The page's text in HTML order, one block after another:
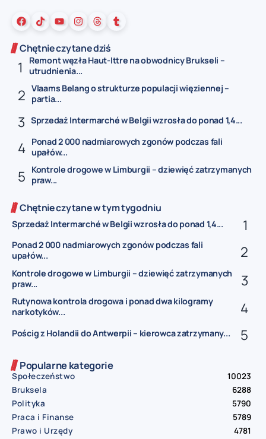
Chętnie czytane dziś
Remont węzła Haut-Ittre na obwodnicy Brukseli –
utrudnienia...
Vlaams Belang o strukturze populacji więziennej –
partia...
Sprzedaż Intermarché w Belgii wzrosła do ponad 1,4...
Ponad 2 000 nadmiarowych zgonów podczas fali
upałów...
Kontrole drogowe w Limburgii – dziewięć zatrzymanych
praw...
Chętnie czytane w tym tygodniu
Sprzedaż Intermarché w Belgii wzrosła do ponad 1,4...
Ponad 2 000 nadmiarowych zgonów podczas fali
upałów...
Kontrole drogowe w Limburgii – dziewięć zatrzymanych
praw...
Rutynowa kontrola drogowa i ponad dwa kilogramy
narkotyków...
Pościg z Holandii do Antwerpii – kierowca zatrzymany...
Popularne kategorie
Społeczeństwo
10023
Bruksela
6288
Polityka
5790
Praca i Finanse
5789
Prawo i Urzędy
4781